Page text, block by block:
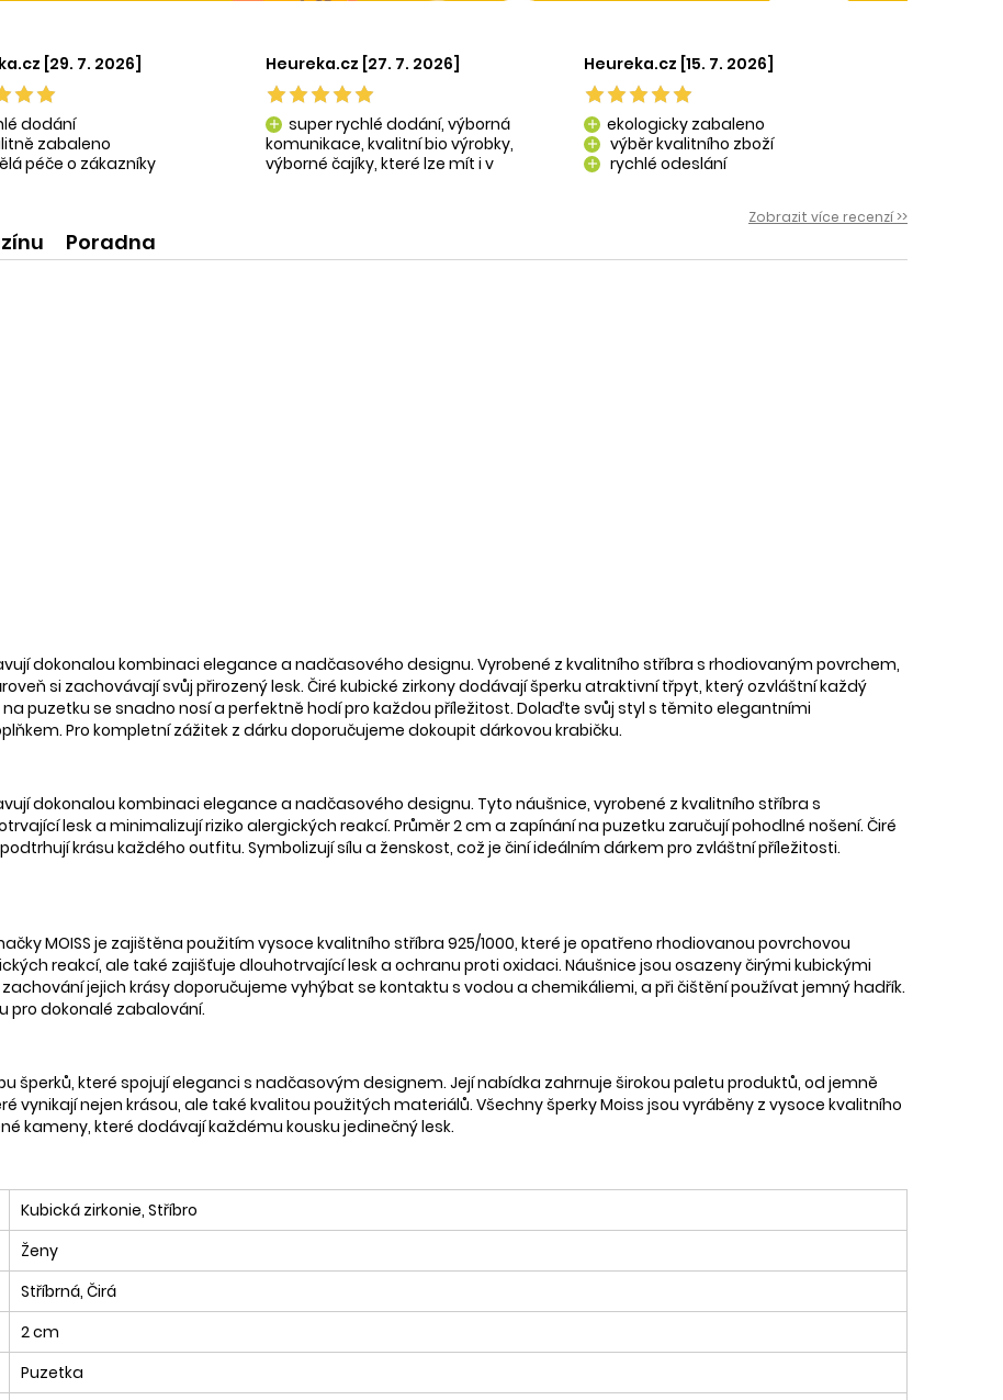
[29. 7. 2026]
dodání
zabaleno
péče o zákazníky
Heureka.cz [27. 7. 2026]
add super rychlé dodání, výborná
komunikace, kvalitní bio výrobky,
výborné čajíky, které lze mít i v
Heureka.cz [15. 7. 2026]
add ekologicky zabaleno
add výběr kvalitního zboží
add rychlé odeslání
Zobrazit více recenzí >>
Poradna
dokonalou kombinaci elegance a nadčasového designu. Vyrobené z kvalitního stříbra s rhodiovaným povrchem,
si zachovávají svůj přirozený lesk. Čiré kubické zirkony dodávají šperku atraktivní třpyt, který ozvláštní každý
puzetku se snadno nosí a perfektně hodí pro každou příležitost. Dolaďte svůj styl s těmito elegantními
Pro kompletní zážitek z dárku doporučujeme dokoupit dárkovou krabičku.
dokonalou kombinaci elegance a nadčasového designu. Tyto náušnice, vyrobené z kvalitního stříbra s
lesk a minimalizují riziko alergických reakcí. Průměr 2 cm a zapínání na puzetku zaručují pohodlné nošení. Čiré
krásu každého outfitu. Symbolizují sílu a ženskost, což je činí ideálním dárkem pro zvláštní příležitosti.
MOISS je zajištěna použitím vysoce kvalitního stříbra 925/1000, které je opatřeno rhodiovanou povrchovou
reakcí, ale také zajišťuje dlouhotrvající lesk a ochranu proti oxidaci. Náušnice jsou osazeny čirými kubickými
jejich krásy doporučujeme vyhýbat se kontaktu s vodou a chemikáliemi, a při čištění používat jemný hadřík.
pro dokonalé zabalování.
šperků, které spojují eleganci s nadčasovým designem. Její nabídka zahrnuje širokou paletu produktů, od jemně
vynikají nejen krásou, ale také kvalitou použitých materiálů. Všechny šperky Moiss jsou vyráběny z vysoce kvalitního
kameny, které dodávají každému kousku jedinečný lesk.
Kubická zirkonie, Stříbro
Ženy
Stříbrná, Čirá
2 cm
Puzetka